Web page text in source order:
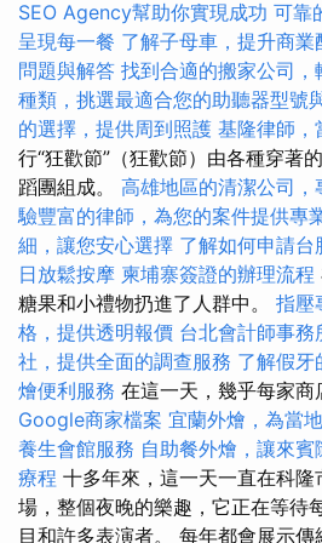
SEO Agency幫助你實現成功 可靠
呈現每一餐 了解子母車，提升商業
問題與解答 找到合適的搬家公司，
種類，挑選最適合您的助聽器型號
的選擇，提供周到照護 基隆律師，
行“狂歡節”（狂歡節）由各種穿著
蹈團組成。 高雄地區的清潔公司，
驗豐富的律師，為您的案件提供專
細，讓您安心選擇 了解如何申請台
日放鬆按摩 柬埔寨簽證的辦理流程
糖果和小禮物扔進了人群中。 指壓
格，提供透明報價 台北會計師事務
社，提供全面的調查服務 了解假牙
燴便利服務 在這一天，幾乎每家商
Google商家檔案 宜蘭外燴，為當
養生會館服務 自助餐外燴，讓來賓
療程 十多年來，這一天一直在科
場，整個夜晚的樂趣，它正在等待
目和許多表演者。 每年都會展示